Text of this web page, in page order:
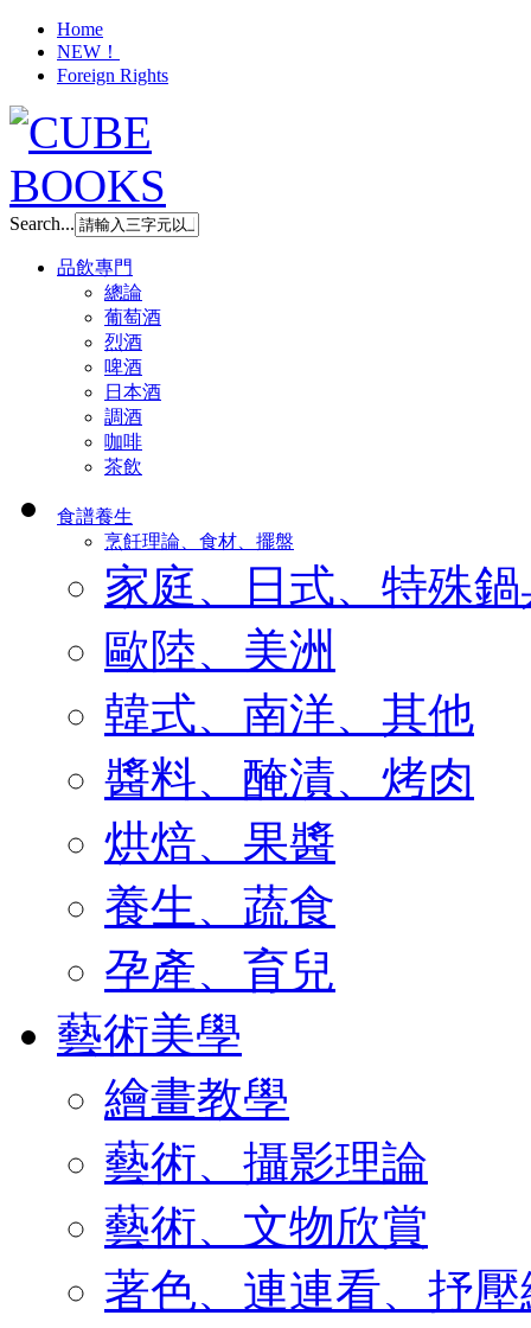
Home
NEW！
Foreign Rights
Search...
品飲專門
總論
葡萄酒
烈酒
啤酒
日本酒
調酒
咖啡
茶飲
食譜養生
烹飪理論、食材、擺盤
家庭、日式、特殊鍋
歐陸、美洲
韓式、南洋、其他
醬料、醃漬、烤肉
烘焙、果醬
養生、蔬食
孕產、育兒
藝術美學
繪畫教學
藝術、攝影理論
藝術、文物欣賞
著色、連連看、抒